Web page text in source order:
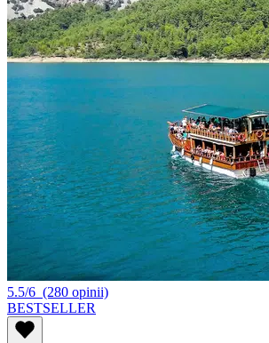
5.5/6 (280 opinii)
BESTSELLER